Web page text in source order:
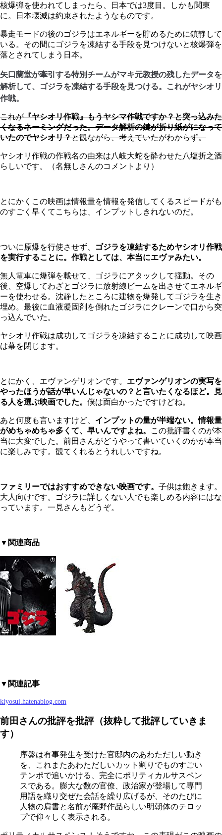
核爆弾を使われてしまったら、日本では3度目。しかも関東
に。日本壊滅は約束されたようなものです。
暴走モードの後のゴジラはエネルギーを貯めるために鎮静して
いる。その間にゴジラを凍結する手段を見つけないと核爆弾を
落とされてしまう日本。
矢口蘭堂が牽引する特別チームがマキ元教授の残したデータを
解析して、ゴジラを凍結する手段を見つける。これがヤシオリ
作戦。
これが『ヤシオリ作戦』もうヤシマ作戦ですか？と突っ込みた
くなるネーミングだった。データ解析の鍵が折り紙がになって
いたのでヤシオリ？と観ながら、考えていたがわからず。
ヤシオリ作戦の作戦名の由来は八岐大蛇を酔わせた八塩折之酒
らしいです。（名無しさんのコメントより）
とにかくこの映画は情報量を情報を発信してくるスピードがも
のすごく早くてこちらは、インプットしきれないのだ。
ついに原爆を行使させず、
ゴジラを凍結するためヤシオリ作戦
を実行することに。作戦としては、本当にエヴァみたい。
無人電車に爆弾を載せて、ゴジラにアタックして揺動。その
後、空爆してわざとゴジラに放射線ビームを出させてエネルギ
ーを使わせる。沈静したところに建物を爆発してゴジラを生き
埋め。最後に血液凝固剤を倒れたゴジラにクレーンで口から突
っ込んでいた。
ヤシオリ作戦は成功してゴジラを凍結することに成功して映画
は幕を閉じます。
とにかく、エヴァンゲリオンです。 エヴァンゲリオンの実写を
やったほうが話が早いんじゃないの？と言いたくなるほど。見
る人を選ぶ映画でした。 僕は面白かったですけどね。
あと何度も言いますけど、 インプットの量が半端ない。情報量
がめちゃめちゃ多くて、早いんですよね。
この批評書くのが本
当に大変でした。前田さんがどうやって書いていくのかが本当
に楽しみです。観てくれるとうれしいですね。
ファミリーではおすすめできない映画です。 子供は飽きます。
大人向けです。ゴジラに詳しくない人でも楽しめる内容にはな
っています。一見さんもどうぞ。
▼関連商品
▼関連記事
kiyosui.hatenablog.com
前田さんの批評を批評（抜粋して批評していきま
す）
序盤は有事発生を受けた官邸内のあわただしい動き
を、これまたあわただしいカット割りでものすごい
テンポで追いかける、完全にポリティカルサスペン
スである。膨大な数の官僚、政治家が登場して専門
用語を織り交ぜた会話を繰り広げるが、そのたびに
人物の肩書と名前が庵野作品らしい明朝体のテロッ
プで仰々しく表示される。